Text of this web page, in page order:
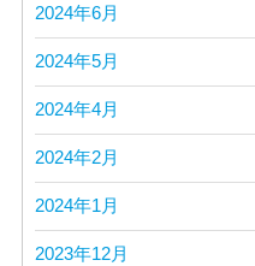
2024年6月
2024年5月
2024年4月
2024年2月
2024年1月
2023年12月